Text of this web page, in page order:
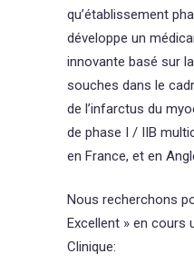
qu’établissement
développe un
innovante basé sur
souches dans le
de l’infarctus du
de phase I / IIB
en France, et en
Nous recherchons
Excellent » en cours
Clinique: